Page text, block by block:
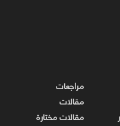
مراجعات
مقالات
مقالات مختارة